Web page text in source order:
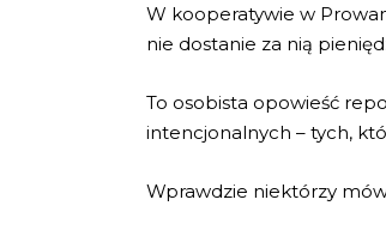
W kooperatywie w
nie dostanie za nią
To osobista opowieść
intencjonalnych – tych,
Wprawdzie niektórzy